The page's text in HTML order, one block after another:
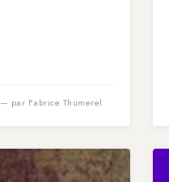
— par Fabrice Thumerel